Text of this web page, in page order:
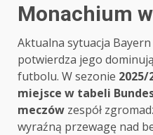
Monachium
Aktualna sytuacja
potwierdza jego
futbolu. W sezonie 2025/
miejsce w tabeli
meczów zespół
wyraźną przewagę nad